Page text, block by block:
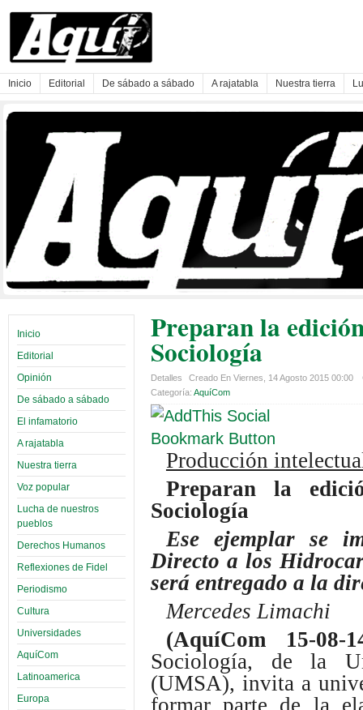
Inicio Editorial De sábado a sábado A rajatabla Nuestra tierra
Inicio
Editorial
Opinión
De sábado a sábado
El infamatorio
A rajatabla
Nuestra tierra
Voz popular
Lucha de nuestros
pueblos
Derechos Humanos
Reflexiones de Fidel
Periodismo
Cultura
Universidades
AquíCom
Latinoamerica
Europa
Preparan la
Sociología
Detalles Creado En Viernes, 14 Agosto 2015 00:00
Categoría: AquíCom
Producción
Preparan la
Sociología
Ese ejemplar se
Directo a los
será entregado a la
Mercedes Limachi
(AquíCom 15-
Sociología, de la
(UMSA), invita a
formar parte de la